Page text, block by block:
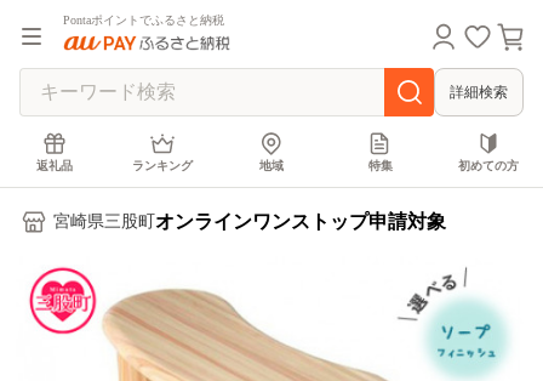
Pontaポイントでふるさと納税
詳細検索
返礼品 ランキング 地域 特集 初めての方
宮崎県三股町 オンラインワンストップ申請対象